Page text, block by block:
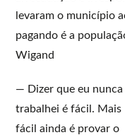
levaram o município
pagando é a
Wigand
— Dizer que eu nunca
trabalhei é fácil. Mais
fácil ainda é provar o